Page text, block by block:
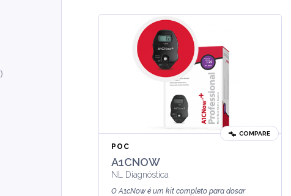
)
COMPARE
POC
A1CNOW
NL Diagnóstica
O A1cNow é um kit completo para dosar